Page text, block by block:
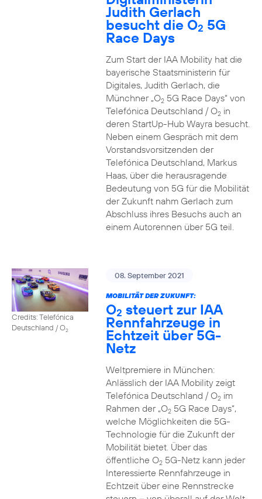
Judith Gerlach
besucht die O2 5G
Race Days
Zum Start der IAA Mobility hat die
bayerische Staatsministerin für
Digitales, Judith Gerlach, die
Münchner „O25G Race Days“ von
Telefónica Deutschland / O2in
deren StartUp-Hub Wayra besucht.
Neben einem Gespräch mit dem
Vorstandsvorsitzenden der
Telefónica Deutschland, Markus
Haas, über die herausragende
Bedeutung von 5G für die Mobilität
der Zukunft nahm Gerlach zum
Abschluss ihres Besuchs auch an
einem Autorennen über 5G teil.
Credits: Telefónica
Deutschland / O2
08. September 2021
MOBILITÄT DER ZUKUNFT:
O2 steuert zur IAA
Rennfahrzeuge in
Echtzeit über 5G-
Netz
Weltpremiere in München:
Anlässlich der IAA Mobility zeigt
Telefónica Deutschland / O2im
Rahmen der „O25G Race Days“,
welche Möglichkeiten die 5G-
Technologie für die Zukunft der
Mobilität bietet. Über das
öffentliche O25G-Netz kann jeder
Interessierte Rennfahrzeuge in
Echtzeit über eine Rennstrecke